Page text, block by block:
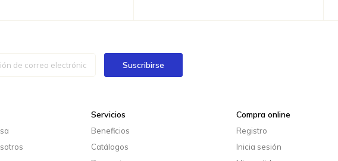
Suscribirse
Servicios
Beneficios
Catálogos
Compra online
Registro
Inicia sesión